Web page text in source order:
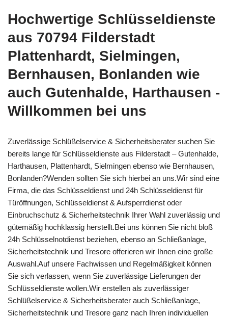
Hochwertige Schlüsseldienste
aus 70794 Filderstadt
Plattenhardt, Sielmingen,
Bernhausen, Bonlanden wie
auch Gutenhalde, Harthausen -
Willkommen bei uns
Zuverlässige Schlüßelservice & Sicherheitsberater suchen Sie
bereits lange für Schlüsseldienste aus Filderstadt – Gutenhalde,
Harthausen, Plattenhardt, Sielmingen ebenso wie Bernhausen,
Bonlanden?Wenden sollten Sie sich hierbei an uns.Wir sind eine
Firma, die das Schlüsseldienst und 24h Schlüsseldienst für
Türöffnungen, Schlüsseldienst & Aufsperrdienst oder
Einbruchschutz & Sicherheitstechnik Ihrer Wahl zuverlässig und
gütemäßig hochklassig herstellt.Bei uns können Sie nicht bloß
24h Schlüsselnotdienst beziehen, ebenso an Schließanlage,
Sicherheitstechnik und Tresore offerieren wir Ihnen eine große
Auswahl.Auf unsere Fachwissen und Regelmäßigkeit können
Sie sich verlassen, wenn Sie zuverlässige Lieferungen der
Schlüsseldienste wollen.Wir erstellen als zuverlässiger
Schlüßelservice & Sicherheitsberater auch Schließanlage,
Sicherheitstechnik und Tresore ganz nach Ihren individuellen